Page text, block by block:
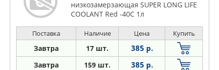
низкозамерзающая SUPER LONG LIFE
COOLANT Red -40C 1л
Поставка Наличие Цена Купить
Завтра 17 шт. 385 р.
Завтра 159 шт. 385 р.